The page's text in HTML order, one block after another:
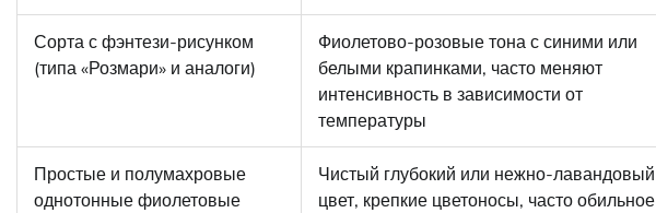
Сорта с фэнтези-рисунком
(типа «Розмари» и аналоги)
Фиолетово-розовые тона с синими или
белыми крапинками, часто меняют
интенсивность в зависимости от
температуры
Простые и полумахровые
однотонные фиолетовые
Чистый глубокий или нежно-лавандовый
цвет, крепкие цветоносы, часто обильное